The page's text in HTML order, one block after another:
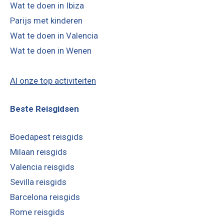
Wat te doen in Ibiza
Parijs met kinderen
Wat te doen in Valencia
Wat te doen in Wenen
Al onze top activiteiten
Beste Reisgidsen
Boedapest reisgids
Milaan reisgids
Valencia reisgids
Sevilla reisgids
Barcelona reisgids
Rome reisgids